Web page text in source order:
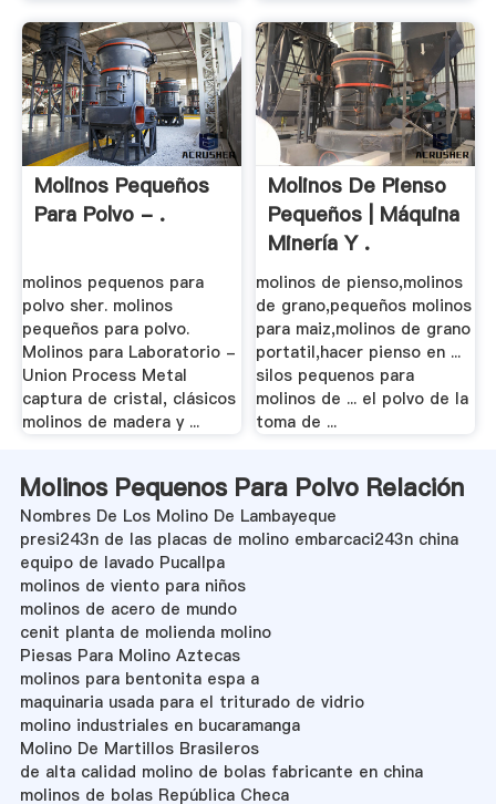
Molinos Pequeños
Para Polvo - .
molinos pequenos para
polvo sher. molinos
pequeños para polvo.
Molinos para Laboratorio -
Union Process Metal
captura de cristal, clásicos
molinos de madera y ...
Molinos De Pienso
Pequeños | Máquina
Minería Y .
molinos de pienso,molinos
de grano,pequeños molinos
para maiz,molinos de grano
portatil,hacer pienso en ...
silos pequenos para
molinos de ... el polvo de la
toma de ...
Molinos Pequenos Para Polvo Relación
Nombres De Los Molino De Lambayeque
presi243n de las placas de molino embarcaci243n china
equipo de lavado Pucallpa
molinos de viento para niños
molinos de acero de mundo
cenit planta de molienda molino
Piesas Para Molino Aztecas
molinos para bentonita espa a
maquinaria usada para el triturado de vidrio
molino industriales en bucaramanga
Molino De Martillos Brasileros
de alta calidad molino de bolas fabricante en china
molinos de bolas República Checa